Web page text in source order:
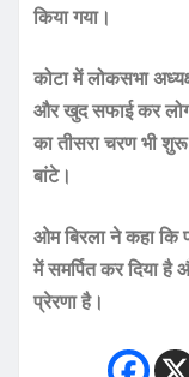
किया गया।
कोटा में लोकसभा
और खुद सफाई कर
का तीसरा चरण भी
बांटे।
ओम बिरला ने कहा कि
में समर्पित कर दिया है
प्रेरणा है।